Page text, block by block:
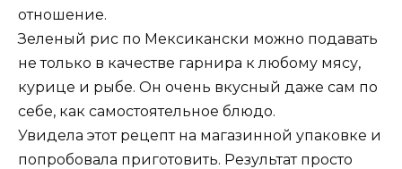
отношение.
Зеленый рис по Мексикански можно подавать
не только в качестве гарнира к любому мясу,
курице и рыбе. Он очень вкусный даже сам по
себе, как самостоятельное блюдо.
Увидела этот рецепт на магазинной упаковке и
попробовала приготовить. Результат просто